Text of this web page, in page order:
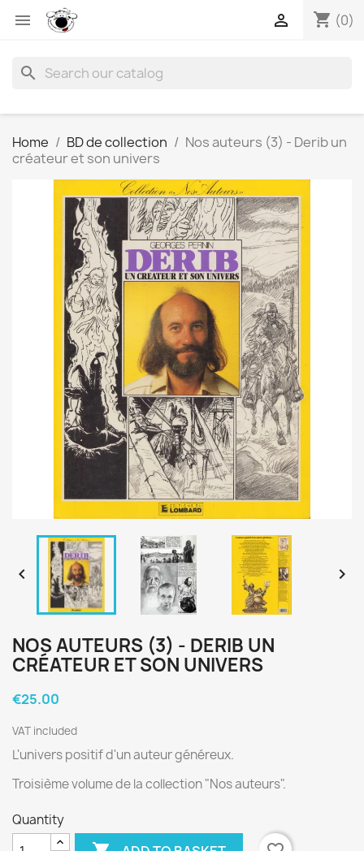
 shopping_cart (0)

search
Home BD de collection
Nos auteurs (3) - Derib un
créateur et son univers
 
NOS AUTEURS (3) - DERIB UN
CRÉATEUR ET SON UNIVERS
€25.00
VAT included
L'univers positif d'un auteur généreux.
Troisième volume de la collection "Nos auteurs".
Quantity